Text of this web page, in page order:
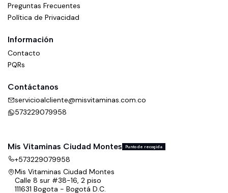
Preguntas Frecuentes
Política de Privacidad
Información
Contacto
PQRs
Contáctanos
servicioalcliente@misvitaminas.com.co
573229079958
Mis Vitaminas Ciudad Montes Punto de recogida
+573229079958
Mis Vitaminas Ciudad Montes
Calle 8 sur #38-16, 2 piso
111631 Bogota - Bogotá D.C.